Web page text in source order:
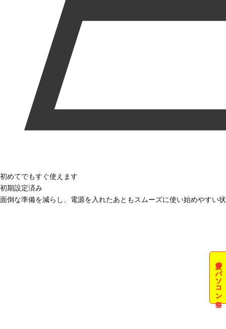
夏のパソコン祭
初めてでもすぐ使えます
初期設定済み
面倒な準備を減らし、電源を入れたあともスムーズに使い始めやすい